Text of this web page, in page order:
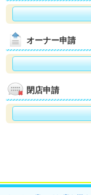
オーナー申請
閉店申請